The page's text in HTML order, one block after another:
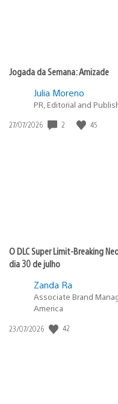
Jogada da Semana: Amizade
Julia Moreno
PR, Editorial and
Data
27/07/2026 2 45
O DLC Super Limit-Breaking
dia 30 de julho
Zanda Ra
Associate Brand
America
Data
23/07/2026 42